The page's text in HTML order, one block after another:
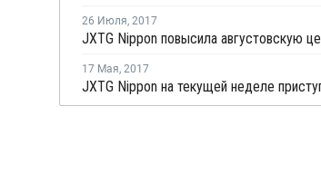
26 Июля, 2017
17 Мая, 2017